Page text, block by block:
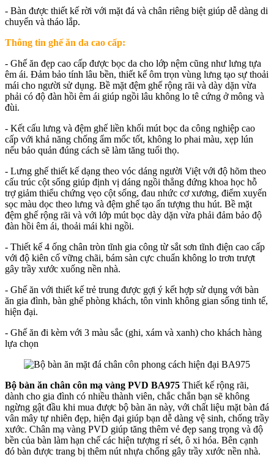
- Bàn được thiết kế rời với mặt đá và chân riêng biệt giúp dễ dàng di
chuyển và tháo lắp.
Thông tin ghế ăn da cao cấp:
- Ghế ăn đẹp cao cấp được bọc da cho lớp nệm cũng như lưng tựa
êm ái. Đảm bảo tính lâu bền, thiết kế ôm trọn vùng lưng tạo sự thoải
mái cho người sử dụng. Bề mặt đệm ghế rộng rãi và dày dặn vừa
phải có độ đàn hồi êm ái giúp ngồi lâu không lo tê cứng ở mông và
đùi.
- Kết cấu lưng và đệm ghế liền khối mút bọc da công nghiệp cao
cấp với khả năng chống ẩm mốc tốt, không lo phai màu, xẹp lún
nếu bảo quản đúng cách sẽ làm tăng tuổi thọ.
- Lưng ghế thiết kế dạng theo vóc dáng người Việt với độ hõm theo
cấu trúc cột sống giúp định vị dáng ngồi thẳng đứng khoa học hỗ
trợ giảm thiểu chứng vẹo cột sống, đau nhức cơ xương, điểm xuyến
sọc màu dọc theo lưng và đệm ghế tạo ấn tượng thu hút. Bề mặt
đệm ghế rộng rãi và với lớp mút bọc dày dặn vừa phải đảm bảo độ
đàn hồi êm ái, thoải mái khi ngồi.
- Thiết kế 4 ống chân tròn tĩnh gia công từ sắt sơn tĩnh điện cao cấp
với độ kiên cố vững chãi, bám sàn cực chuẩn không lo trơn trượt
gây trầy xước xuống nền nhà.
- Ghế ăn với thiết kế trẻ trung được gợi ý kết hợp sử dụng với bàn
ăn gia đình, bàn ghế phòng khách, tôn vinh không gian sống tinh tế,
hiện đại.
- Ghế ăn đi kèm với 3 màu sắc (ghi, xám và xanh) cho khách hàng
lựa chọn
Bộ bàn ăn chân côn mạ vàng PVD BA975 Thiết kế rộng rãi,
dành cho gia đình có nhiều thành viên, chắc chắn bạn sẽ không
ngừng gật đầu khi mua được bộ bàn ăn này, với chất liệu mặt bàn đá
vân mây tự nhiên đẹp, hiện đại giúp bạn dễ dàng vệ sinh, chống trầy
xước. Chân mạ vàng PVD giúp tăng thêm vẻ đẹp sang trọng và độ
bền của bàn làm hạn chế các hiện tượng rỉ sét, ô xi hóa. Bên cạnh
đó bàn được trang bị thêm nút nhựa chống gây trầy xước nền nhà.